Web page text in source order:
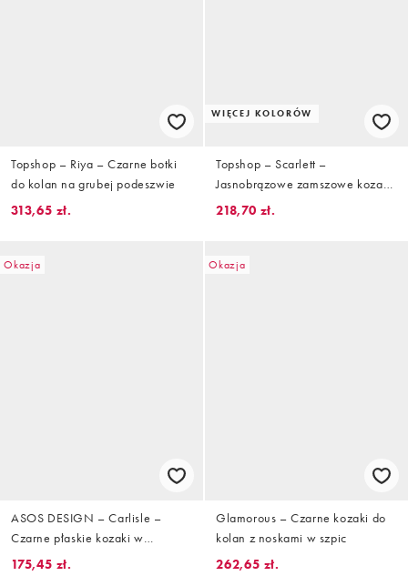
Topshop – Riya – Czarne botki
do kolan na grubej podeszwie
313,65 zł.
WIĘCEJ KOLORÓW
Topshop – Scarlett –
Jasnobrązowe zamszowe kozaki
do kolan premium z
218,70 zł.
Okazja
ASOS DESIGN – Carlisle –
Czarne płaskie kozaki w
jeździeckim stylu
175,45 zł.
Okazja
Glamorous – Czarne kozaki do
kolan z noskami w szpic
262,65 zł.